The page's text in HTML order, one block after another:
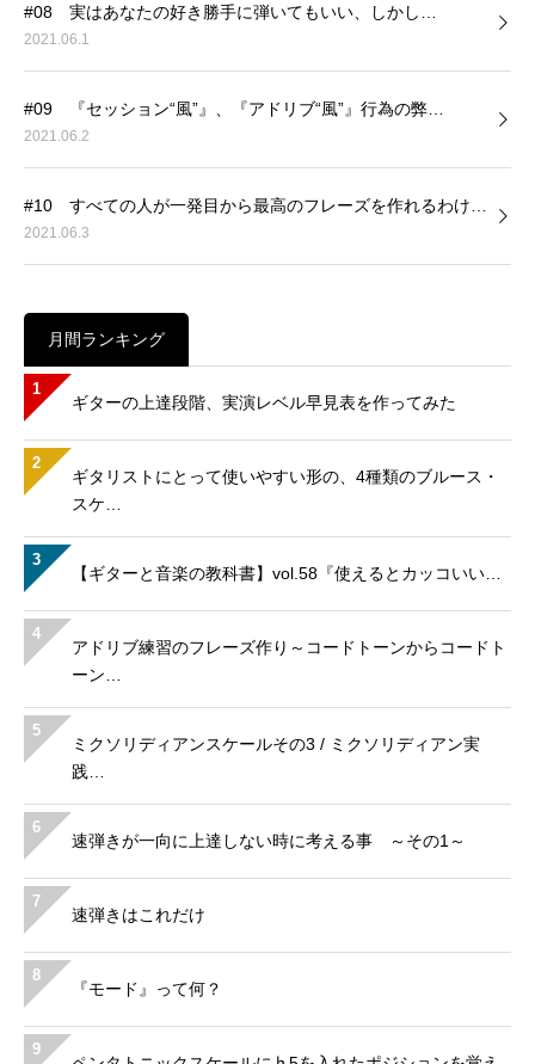
#08 実はあなたの好き勝手に弾いてもいい、しかし…
2021.06.1
#09 『セッション“風”』、『アドリブ“風”』行為の弊…
2021.06.2
#10 すべての人が一発目から最高のフレーズを作れるわけ…
2021.06.3
月間ランキング
1
ギターの上達段階、実演レベル早見表を作ってみた
2
ギタリストにとって使いやすい形の、4種類のブルース・
スケ…
3
【ギターと音楽の教科書】vol.58『使えるとカッコいい…
4
アドリブ練習のフレーズ作り～コードトーンからコードト
ーン…
5
ミクソリディアンスケールその3 / ミクソリディアン実
践…
6
速弾きが一向に上達しない時に考える事 ～その1～
7
速弾きはこれだけ
8
『モード』って何？
9